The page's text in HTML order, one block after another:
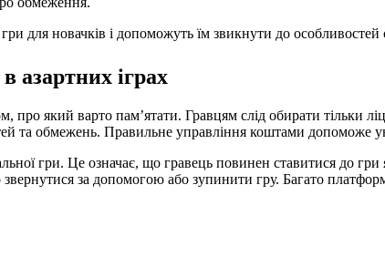
для новачків і допоможуть їм звикнути до особливостей
азартних іграх
про який варто пам’ятати. Гравцям слід обирати тільки
та обмежень. Правильне управління коштами допоможе
гри. Це означає, що гравець повинен ставитися до
за допомогою або зупинити гру. Багато